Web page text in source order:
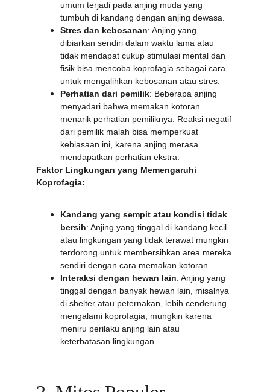
umum terjadi pada anjing muda yang
tumbuh di kandang dengan anjing dewasa.
Stres dan kebosanan: Anjing yang
dibiarkan sendiri dalam waktu lama atau
tidak mendapat cukup stimulasi mental dan
fisik bisa mencoba koprofagia sebagai cara
untuk mengalihkan kebosanan atau stres.
Perhatian dari pemilik: Beberapa anjing
menyadari bahwa memakan kotoran
menarik perhatian pemiliknya. Reaksi negatif
dari pemilik malah bisa memperkuat
kebiasaan ini, karena anjing merasa
mendapatkan perhatian ekstra.
Faktor Lingkungan yang Memengaruhi
Koprofagia:
Kandang yang sempit atau kondisi tidak
bersih: Anjing yang tinggal di kandang kecil
atau lingkungan yang tidak terawat mungkin
terdorong untuk membersihkan area mereka
sendiri dengan cara memakan kotoran.
Interaksi dengan hewan lain: Anjing yang
tinggal dengan banyak hewan lain, misalnya
di shelter atau peternakan, lebih cenderung
mengalami koprofagia, mungkin karena
meniru perilaku anjing lain atau
keterbatasan lingkungan.